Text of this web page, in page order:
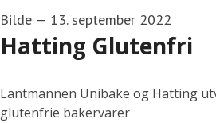
Bilde — 13. september 2022
Hatting Glutenfri
Lantmännen Unibake og Hatting
glutenfrie bakervarer